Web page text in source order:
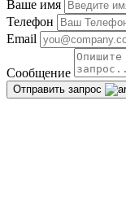
Ваше имя
Телефон
Email
Сообщение
Отправить запрос